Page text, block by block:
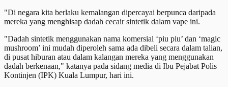
"Di negara kita berlaku kemalangan dipercayai berpunca daripada
mereka yang menghisap dadah cecair sintetik dalam vape ini.
"Dadah sintetik menggunakan nama komersial ‘piu piu’ dan ‘magic
mushroom’ ini mudah diperoleh sama ada dibeli secara dalam talian,
di pusat hiburan atau dalam kalangan mereka yang menggunakan
dadah berkenaan," katanya pada sidang media di Ibu Pejabat Polis
Kontinjen (IPK) Kuala Lumpur, hari ini.